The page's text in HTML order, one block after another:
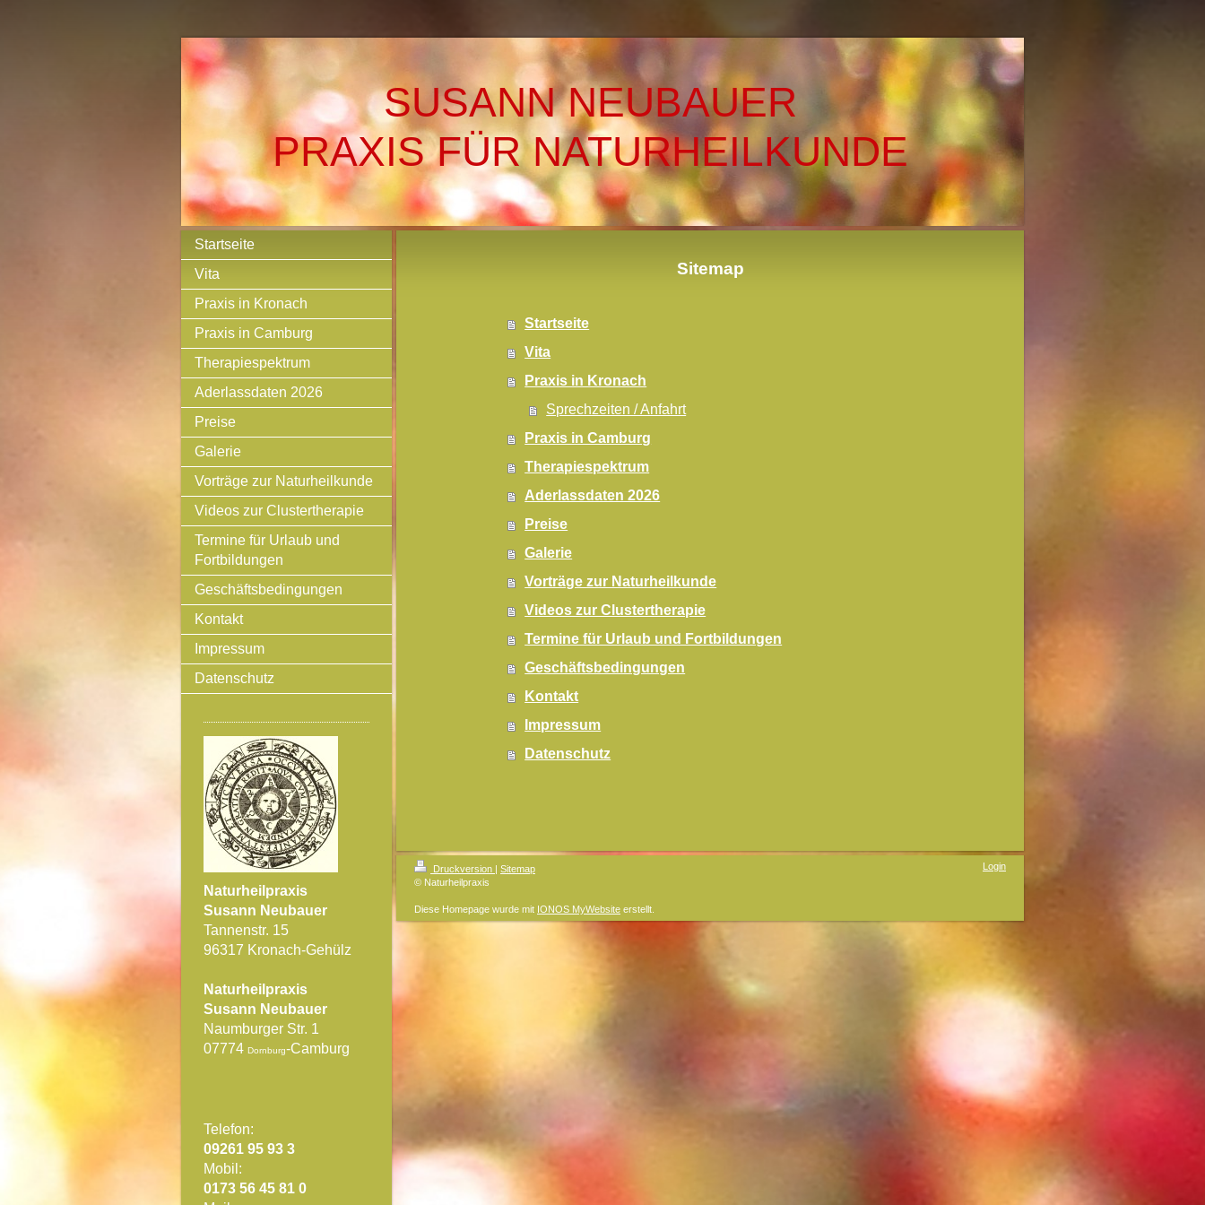
SUSANN NEUBAUER
PRAXIS FÜR NATURHEILKUNDE
Startseite
Vita
Praxis in Kronach
Praxis in Camburg
Therapiespektrum
Aderlassdaten 2026
Preise
Galerie
Vorträge zur Naturheilkunde
Videos zur Clustertherapie
Termine für Urlaub und
Fortbildungen
Geschäftsbedingungen
Kontakt
Impressum
Datenschutz
Naturheilpraxis
Susann Neubauer
Tannenstr. 15
96317 Kronach-Gehülz
Naturheilpraxis
Susann Neubauer
Naumburger Str. 1
07774 Dornburg-Camburg
Telefon:
09261 95 93 3
Mobil:
0173 56 45 81 0
Sitemap
Startseite
Vita
Praxis in Kronach
Sprechzeiten / Anfahrt
Praxis in Camburg
Therapiespektrum
Aderlassdaten 2026
Preise
Galerie
Vorträge zur Naturheilkunde
Videos zur Clustertherapie
Termine für Urlaub und Fortbildungen
Geschäftsbedingungen
Kontakt
Impressum
Datenschutz
Druckversion | Sitemap
© Naturheilpraxis
Diese Homepage wurde mit IONOS MyWebsite erstellt.
Login